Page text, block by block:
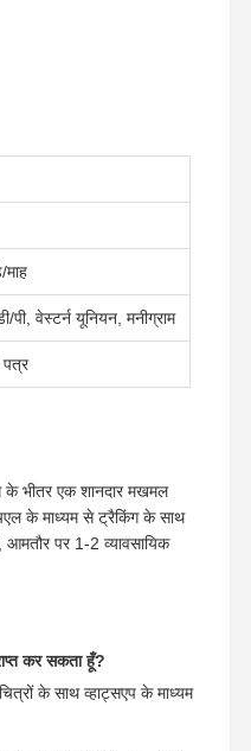
पी, वेस्टर्न यूनियन, मनीग्राम
के भीतर एक शानदार मखमल
के माध्यम से ट्रैकिंग के साथ
आमतौर पर 1-2 व्यावसायिक
कर सकता हूँ?
के साथ व्हाट्सएप के माध्यम